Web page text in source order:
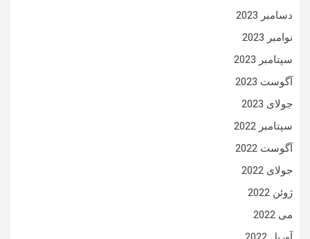
دسامبر 2023
نوامبر 2023
سپتامبر 2023
آگوست 2023
جولای 2023
سپتامبر 2022
آگوست 2022
جولای 2022
ژوئن 2022
می 2022